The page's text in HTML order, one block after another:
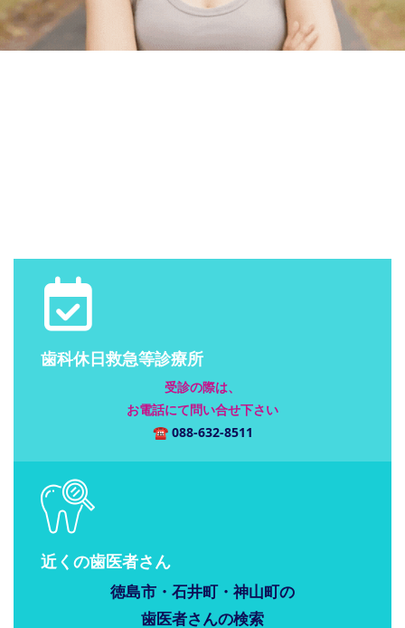
歯科休日救急等診療所
受診の際は、
お電話にて問い合せ下さい
☎ 088-632-8511
近くの歯医者さん
徳島市・石井町・神山町の
歯医者さんの検索